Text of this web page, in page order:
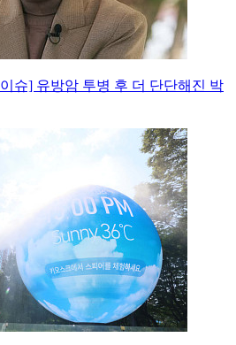
슈] 유방암 투병 후 더 단단해진 박